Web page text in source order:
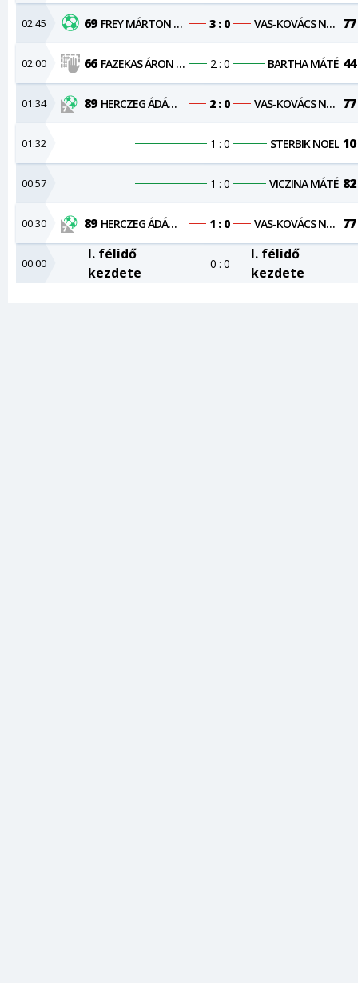
00:00
I. félidő
kezdete
0 : 0
I. félidő
kezdete
00:30 89 HERCZEG ÁDÁM VIKTOR 1 : 0 VAS-KOVÁCS NORBERT 77
00:57 1 : 0 VICZINA MÁTÉ 82
01:32 1 : 0 STERBIK NOEL 10
01:34 89 HERCZEG ÁDÁM VIKTOR 2 : 0 VAS-KOVÁCS NORBERT 77
02:00 66 FAZEKAS ÁRON NÁNDOR 2 : 0 BARTHA MÁTÉ 44
02:45 69 FREY MÁRTON SÁNDOR 3 : 0 VAS-KOVÁCS NORBERT 77